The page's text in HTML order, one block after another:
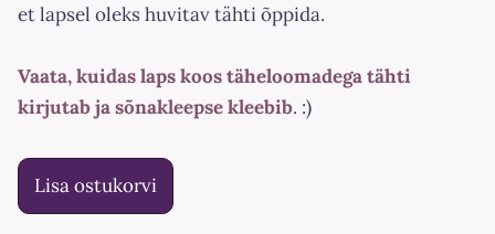
et lapsel oleks huvitav tähti õppida.
Vaata, kuidas laps koos täheloomadega tähti
kirjutab ja sõnakleepse kleebib. :)
Lisa ostukorvi